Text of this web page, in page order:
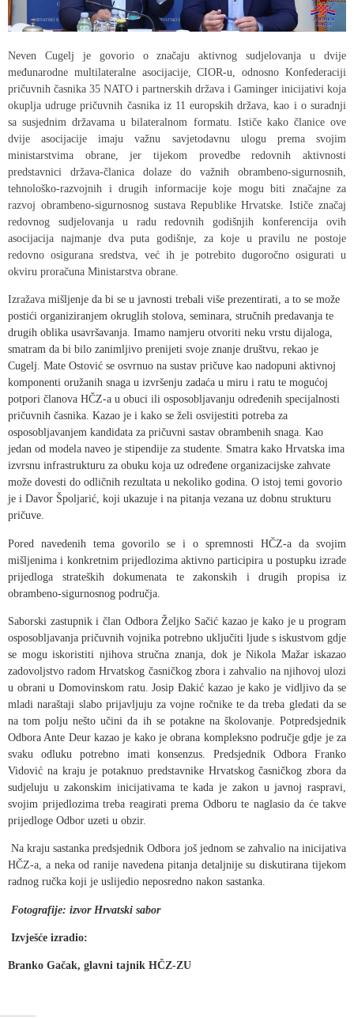
Neven Cugelj je govorio o značaju aktivnog sudjelovanja u dvije
međunarodne multilateralne asocijacije, CIOR-u, odnosno Konfederaciji
pričuvnih časnika 35 NATO i partnerskih država i Gaminger inicijativi koja
okuplja udruge pričuvnih časnika iz 11 europskih država, kao i o suradnji
sa susjednim državama u bilateralnom formatu. Ističe kako članice ove
dvije asocijacije imaju važnu savjetodavnu ulogu prema svojim
ministarstvima obrane, jer tijekom provedbe redovnih aktivnosti
predstavnici država-članica dolaze do važnih obrambeno-sigurnosnih,
tehnološko-razvojnih i drugih informacije koje mogu biti značajne za
razvoj obrambeno-sigurnosnog sustava Republike Hrvatske. Ističe značaj
redovnog sudjelovanja u radu redovnih godišnjih konferencija ovih
asocijacija najmanje dva puta godišnje, za koje u pravilu ne postoje
redovno osigurana sredstva, već ih je potrebito dugoročno osigurati u
okviru proračuna Ministarstva obrane.
Izražava mišljenje da bi se u javnosti trebali više prezentirati, a to se može
postići organiziranjem okruglih stolova, seminara, stručnih predavanja te
drugih oblika usavršavanja. Imamo namjeru otvoriti neku vrstu dijaloga,
smatram da bi bilo zanimljivo prenijeti svoje znanje društvu, rekao je
Cugelj. Mate Ostović se osvrnuo na sustav pričuve kao nadopuni aktivnoj
komponenti oružanih snaga u izvršenju zadaća u miru i ratu te mogućoj
potpori članova HČZ-a u obuci ili osposobljavanju određenih specijalnosti
pričuvnih časnika. Kazao je i kako se želi osvijestiti potreba za
osposobljavanjem kandidata za pričuvni sastav obrambenih snaga. Kao
jedan od modela naveo je stipendije za studente. Smatra kako Hrvatska ima
izvrsnu infrastrukturu za obuku koja uz određene organizacijske zahvate
može dovesti do odličnih rezultata u nekoliko godina. O istoj temi govorio
je i Davor Špoljarić, koji ukazuje i na pitanja vezana uz dobnu strukturu
pričuve.
Pored navedenih tema govorilo se i o spremnosti HČZ-a da svojim
mišljenima i konkretnim prijedlozima aktivno participira u postupku izrade
prijedloga strateških dokumenata te zakonskih i drugih propisa iz
obrambeno-sigurnosnog područja.
Saborski zastupnik i član Odbora Željko Sačić kazao je kako je u program
osposobljavanja pričuvnih vojnika potrebno uključiti ljude s iskustvom gdje
se mogu iskoristiti njihova stručna znanja, dok je Nikola Mažar iskazao
zadovoljstvo radom Hrvatskog časničkog zbora i zahvalio na njihovoj ulozi
u obrani u Domovinskom ratu. Josip Đakić kazao je kako je vidljivo da se
mladi naraštaji slabo prijavljuju za vojne ročnike te da treba gledati da se
na tom polju nešto učini da ih se potakne na školovanje. Potpredsjednik
Odbora Ante Deur kazao je kako je obrana kompleksno područje gdje je za
svaku odluku potrebno imati konsenzus. Predsjednik Odbora Franko
Vidović na kraju je potaknuo predstavnike Hrvatskog časničkog zbora da
sudjeluju u zakonskim inicijativama te kada je zakon u javnoj raspravi,
svojim prijedlozima treba reagirati prema Odboru te naglasio da će takve
prijedloge Odbor uzeti u obzir.
Na kraju sastanka predsjednik Odbora još jednom se zahvalio na inicijativa
HČZ-a, a neka od ranije navedena pitanja detaljnije su diskutirana tijekom
radnog ručka koji je uslijedio neposredno nakon sastanka.
Fotografije: izvor Hrvatski sabor
Izvješće izradio:
Branko Gačak, glavni tajnik HČZ-ZU